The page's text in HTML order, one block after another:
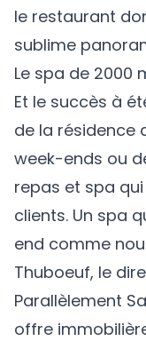
le restaurant
sublime
Le spa de 2000
Et le succès à
de la résidence
week-ends ou
repas et spa
clients. Un spa
end comme
Thuboeuf, le
Parallèlement
offre